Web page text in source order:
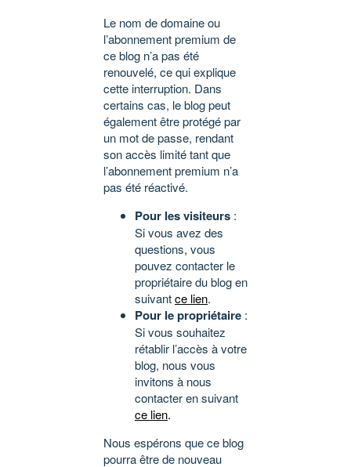
Le nom de domaine ou
l’abonnement premium de
ce blog n’a pas été
renouvelé, ce qui explique
cette interruption. Dans
certains cas, le blog peut
également être protégé par
un mot de passe, rendant
son accès limité tant que
l’abonnement premium n’a
pas été réactivé.
Pour les visiteurs :
Si vous avez des
questions, vous
pouvez contacter le
propriétaire du blog en
suivantce lien.
Pour le propriétaire :
Si vous souhaitez
rétablir l’accès à votre
blog, nous vous
invitons à nous
contacter en suivant
ce lien.
Nous espérons que ce blog
pourra être de nouveau